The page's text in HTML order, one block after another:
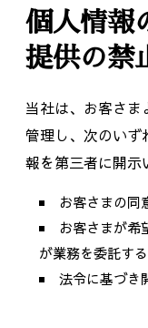
個人情報
提供の禁
当社は、お客さま
管理し、次のいず
報を第三者に開示
お客さまの同
お客さまが希
が業務を委託す
法令に基づき